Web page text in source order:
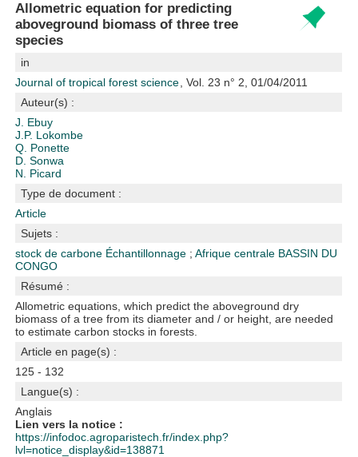
Allometric equation for predicting
aboveground biomass of three tree
species
in
Journal of tropical forest science , Vol. 23 n° 2, 01/04/2011
Auteur(s) :
J. Ebuy
J.P. Lokombe
Q. Ponette
D. Sonwa
N. Picard
Type de document :
Article
Sujets :
stock de carbone Échantillonnage ;Afrique centrale BASSIN DU
CONGO
Résumé :
Allometric equations, which predict the aboveground dry
biomass of a tree from its diameter and / or height, are needed
to estimate carbon stocks in forests.
Article en page(s) :
125 - 132
Langue(s) :
Anglais
Lien vers la notice :
https://infodoc.agroparistech.fr/index.php?
lvl=notice_display&id=138871